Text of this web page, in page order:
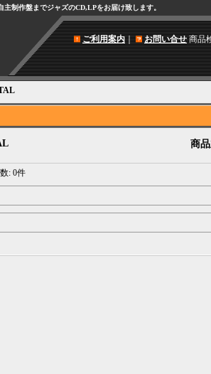
制作盤までジャズのCD,LPをお届け致します。
ご利用案内｜ お問い合せ 商品
商
: 0件